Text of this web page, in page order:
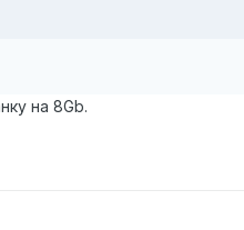
на 8Gb.